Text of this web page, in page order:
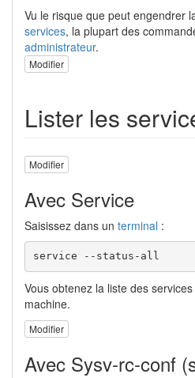
Vu le risque que peut engendrer
services, la plupart des
administrateur.
Modifier
Lister les
Modifier
Avec Service
Saisissez dans un terminal :
service --status-all
Vous obtenez la liste des
machine.
Modifier
Avec Sysv-rc-conf